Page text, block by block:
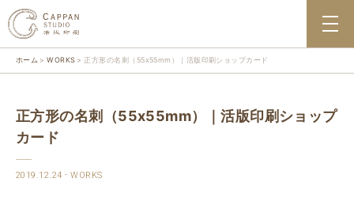
ホーム WORKS 正方形の名刺（55x55mm）｜活版印刷ショップカード
正方形の名刺（55x55mm）｜活版印刷ショップ
カード
2019.12.24 WORKS